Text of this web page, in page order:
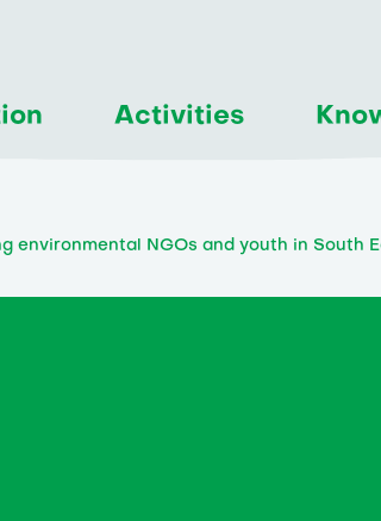
Activities
NGOs and youth in South